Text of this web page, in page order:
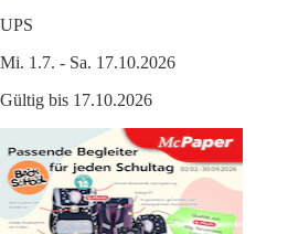
UPS
Mi. 1.7. - Sa. 17.10.2026
Gültig bis 17.10.2026